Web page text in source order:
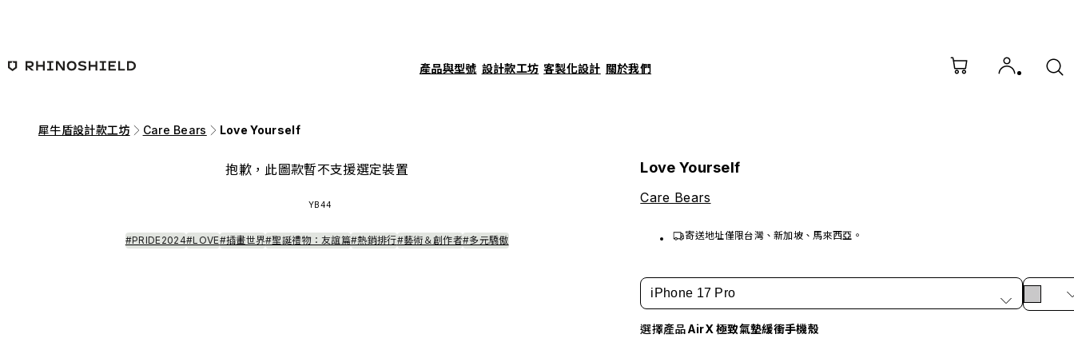
產品與型號 設計款工坊 客製化設計 關於我們
犀牛盾設計款工坊 Care Bears Love Yourself
抱歉，此圖款暫不支援選定裝置
YB44
#PRIDE2024#LOVE#插畫世界#聖誕禮物：友誼篇#熱銷排行#藝術＆創作者#多元驕傲
Love Yourself
Care Bears
寄送地址僅限台灣、新加坡、馬來西亞。
iPhone 17 Pro
選擇產品AirX 極致氣墊緩衝手機殼